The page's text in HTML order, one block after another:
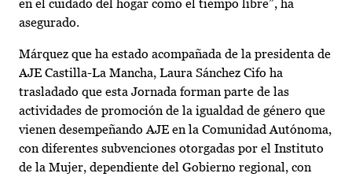
en el cuidado del hogar como el tiempo libre”, ha
asegurado.
Márquez que ha estado acompañada de la presidenta de
AJE Castilla-La Mancha, Laura Sánchez Cifo ha
trasladado que esta Jornada forman parte de las
actividades de promoción de la igualdad de género que
vienen desempeñando AJE en la Comunidad Autónoma,
con diferentes subvenciones otorgadas por el Instituto
de la Mujer, dependiente del Gobierno regional, con